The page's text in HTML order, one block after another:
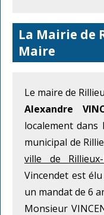
La Mairie de
Maire
Le maire de
Alexandre
localement dans
municipal de
ville de Rillieux-
Vincendet est
un mandat de 6
Monsieur